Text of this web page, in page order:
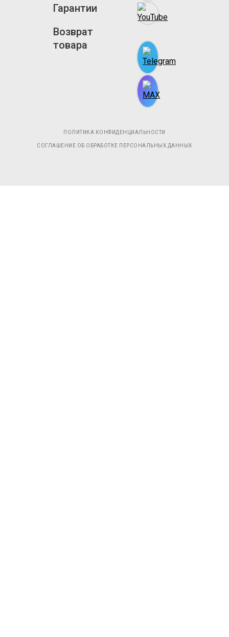
Гарантии
Возврат
товара
ПОЛИТИКА КОНФИДЕНЦИАЛЬНОСТИ
СОГЛАШЕНИЕ ОБ ОБРАБОТКЕ ПЕРСОНАЛЬНЫХ ДАННЫХ